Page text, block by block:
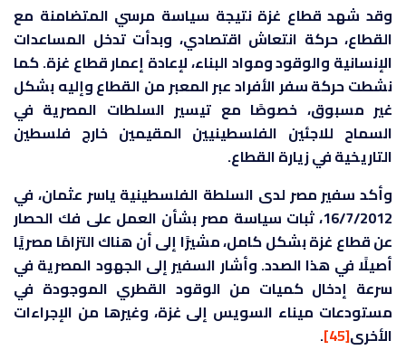
وقد شهد قطاع غزة نتيجة سياسة مرسي المتضامنة مع
القطاع، حركة انتعاش اقتصادي، وبدأت تدخل المساعدات
الإنسانية والوقود ومواد البناء، لإعادة إعمار قطاع غزة. كما
نشطت حركة سفر الأفراد عبر المعبر من القطاع وإليه بشكل
غير مسبوق، خصوصًا مع تيسير السلطات المصرية في
السماح للاجئين الفلسطينيين المقيمين خارج فلسطين
التاريخية في زيارة القطاع.
وأكد سفير مصر لدى السلطة الفلسطينية ياسر عثمان، في
16/7/2012، ثبات سياسة مصر بشأن العمل على فك الحصار
عن قطاع غزة بشكل كامل، مشيرًا إلى أن هناك التزامًا مصريًا
أصيلًا في هذا الصدد. وأشار السفير إلى الجهود المصرية في
سرعة إدخال كميات من الوقود القطري الموجودة في
مستودعات ميناء السويس إلى غزة، وغيرها من الإجراءات
الأخرى[45]
.